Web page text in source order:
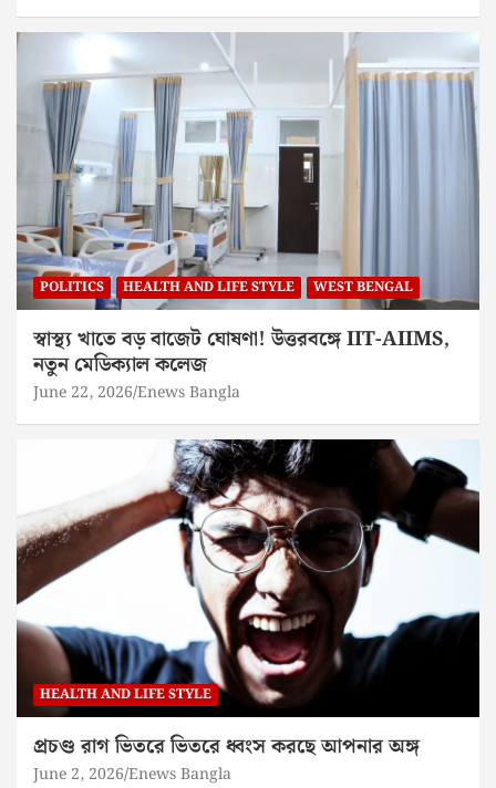
POLITICS HEALTH AND LIFE STYLE WEST BENGAL
স্বাস্থ্য খাতে বড় বাজেট ঘোষণা! উত্তরবঙ্গে IIT-AIIMS,
নতুন মেডিক্যাল কলেজ
June 22, 2026 Enews Bangla
HEALTH AND LIFE STYLE
প্রচণ্ড রাগ ভিতরে ভিতরে ধ্বংস করছে আপনার অঙ্গ
June 2, 2026 Enews Bangla